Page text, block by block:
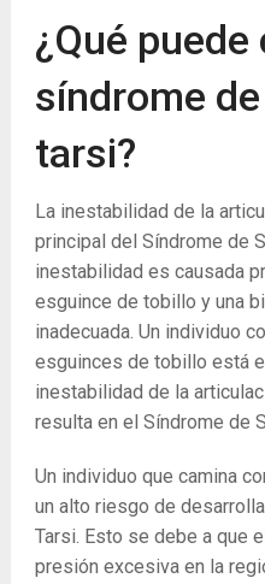
¿Qué
síndrome
tarsi?
La inestabilidad de la
principal del Síndrome de
inestabilidad es causada
esguince de tobillo y una
inadecuada. Un individuo
esguinces de tobillo está
inestabilidad de la
resulta en el Síndrome de
Un individuo que camina
un alto riesgo de
Tarsi. Esto se debe a que
presión excesiva en la